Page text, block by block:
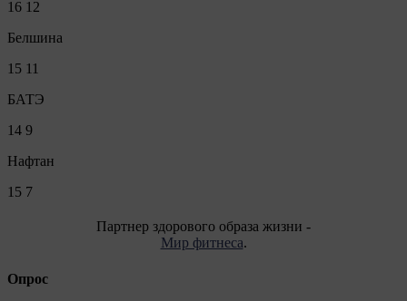
16 12
Белшина
15 11
БАТЭ
14 9
Нафтан
15 7
Партнер здорового образа жизни -
Мир фитнеса.
Опрос